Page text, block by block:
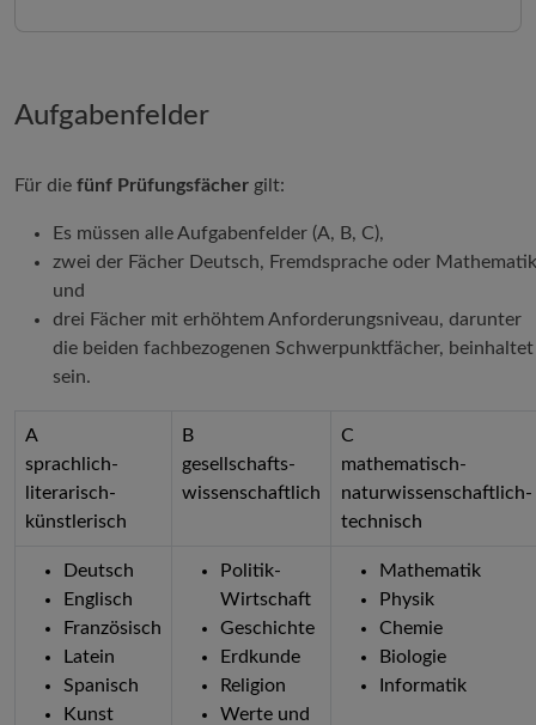
Aufgabenfelder
Für die fünf Prüfungsfächer gilt:
Es müssen alle Aufgabenfelder (A, B, C),
zwei der Fächer Deutsch, Fremdsprache oder Mathematik
und
drei Fächer mit erhöhtem Anforderungsniveau, darunter
die beiden fachbezogenen Schwerpunktfächer, beinhaltet
sein.
A
sprachlich-
literarisch-
künstlerisch
B
gesellschafts-
wissenschaftlich
C
mathematisch-
naturwissenschaftlich-
technisch
Deutsch
Englisch
Französisch
Latein
Spanisch
Kunst
Politik-
Wirtschaft
Geschichte
Erdkunde
Religion
Werte und
Mathematik
Physik
Chemie
Biologie
Informatik